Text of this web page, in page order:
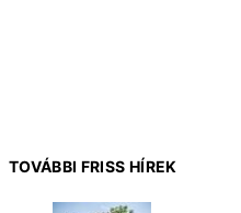
TOVÁBBI FRISS HÍREK